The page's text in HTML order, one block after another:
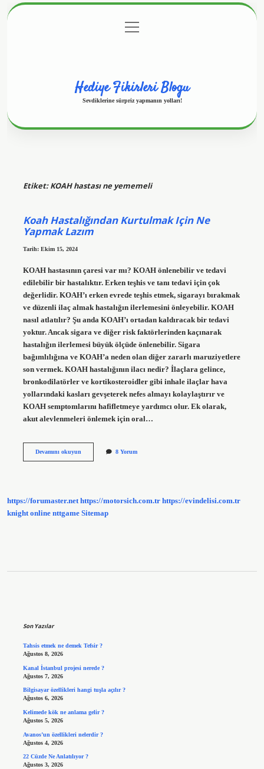
Gizlilik Politikası
menüyü
aç
Hediye Fikirleri Blogu
Sevdiklerine sürpriz yapmanın yolları!
Etiket:KOAH hastası ne yememeli
Koah Hastalığından Kurtulmak Için Ne
Yapmak Lazım
Tarih: Ekim 15, 2024
KOAH hastasının çaresi var mı? KOAH önlenebilir ve tedavi
edilebilir bir hastalıktır. Erken teşhis ve tanı tedavi için çok
değerlidir. KOAH’ı erken evrede teşhis etmek, sigarayı bırakmak
ve düzenli ilaç almak hastalığın ilerlemesini önleyebilir. KOAH
nasıl atlatılır? Şu anda KOAH’ı ortadan kaldıracak bir tedavi
yoktur. Ancak sigara ve diğer risk faktörlerinden kaçınarak
hastalığın ilerlemesi büyük ölçüde önlenebilir. Sigara
bağımlılığına ve KOAH’a neden olan diğer zararlı maruziyetlere
son vermek. KOAH hastalığının ilacı nedir? İlaçlara gelince,
bronkodilatörler ve kortikosteroidler gibi inhale ilaçlar hava
yollarındaki kasları gevşeterek nefes almayı kolaylaştırır ve
KOAH semptomlarını hafifletmeye yardımcı olur. Ek olarak,
akut alevlenmeleri önlemek için oral…
Devamını okuyunKoah
Lazım
8 Yorum
https://forumaster.net https://motorsich.com.tr https://evindelisi.com.tr
knight online nttgame Sitemap
Son Yazılar
Tahsis etmek ne demek Tefsir ?
Ağustos 8, 2026
Kanal İstanbul projesi nerede ?
Ağustos 7, 2026
Bilgisayar özellikleri hangi tuşla açılır ?
Ağustos 6, 2026
Kelimede kök ne anlama gelir ?
Ağustos 5, 2026
Avanos’un özellikleri nelerdir ?
Ağustos 4, 2026
22 Cüzde Ne Anlatılıyor ?
Ağustos 3, 2026